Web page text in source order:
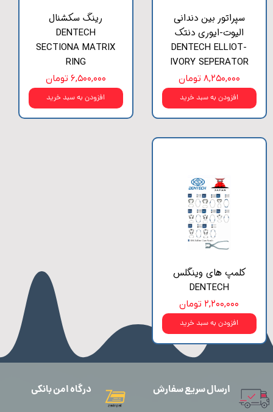
سپراتور بین دندانی
الیوت-ایوری دنتک
DENTECH ELLIOT-
IVORY SEPERATOR
۸,۲۵۰,۰۰۰ تومان
افزودن به سبد خرید
رینگ سکشنال
DENTECH
SECTIONA MATRIX
RING
۶,۵۰۰,۰۰۰ تومان
افزودن به سبد خرید
کلمپ های وینگلس
DENTECH
۲,۲۰۰,۰۰۰ تومان
افزودن به سبد خرید
ارسال سریع سفارش درگاه امن بانکی